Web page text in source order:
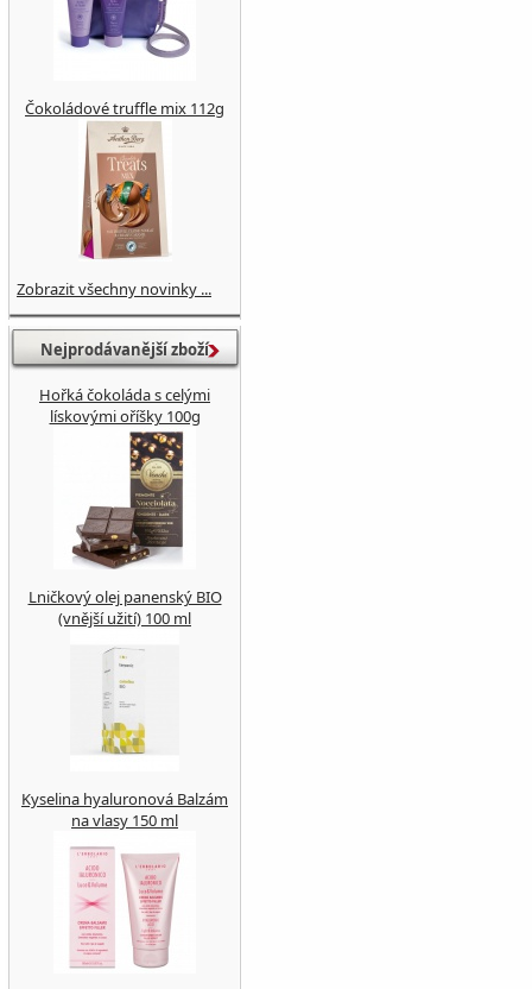
Čokoládové truffle mix 112g
Zobrazit všechny novinky ...
Nejprodávanější zboží
Hořká čokoláda s celými
lískovými oříšky 100g
Lničkový olej panenský BIO
(vnější užití) 100 ml
Kyselina hyaluronová Balzám
na vlasy 150 ml